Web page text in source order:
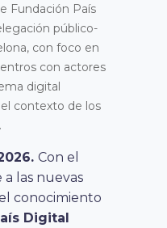
Fundación País
público-
con foco en
con actores
digital
contexto de los
​​Con el
las nuevas
conocimiento
Digital